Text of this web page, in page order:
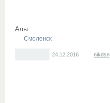
Альт
Смоленск
24.12.2016 nikdsn